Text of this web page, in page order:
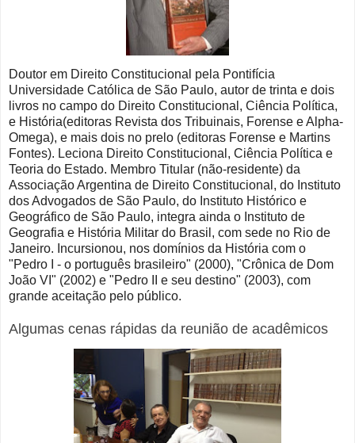
Doutor em Direito Constitucional pela Pontifícia
Universidade Católica de São Paulo, autor de trinta e dois
livros no campo do Direito Constitucional, Ciência Política,
e História(editoras Revista dos Tribuinais, Forense e Alpha-
Omega), e mais dois no prelo (editoras Forense e Martins
Fontes). Leciona Direito Constitucional, Ciência Política e
Teoria do Estado. Membro Titular (não-residente) da
Associação Argentina de Direito Constitucional, do Instituto
dos Advogados de São Paulo, do Instituto Histórico e
Geográfico de São Paulo, integra ainda o Instituto de
Geografia e História Militar do Brasil, com sede no Rio de
Janeiro. Incursionou, nos domínios da História com o
"Pedro I - o português brasileiro" (2000), "Crônica de Dom
João VI" (2002) e "Pedro II e seu destino" (2003), com
grande aceitação pelo público.
Algumas cenas rápidas da reunião de acadêmicos